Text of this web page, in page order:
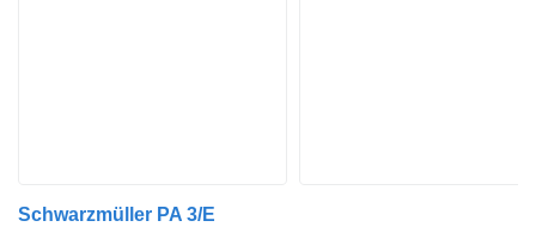
Schwarzmüller PA 3/E